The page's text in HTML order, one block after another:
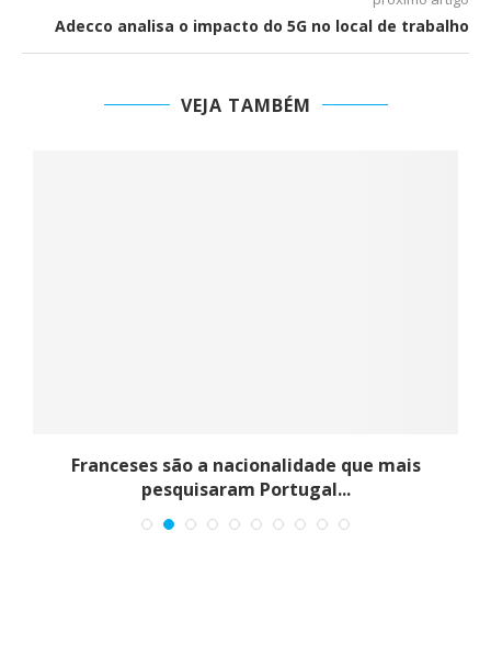
Adecco analisa o impacto do 5G no local de trabalho
VEJA TAMBÉM
Franceses são a nacionalidade que mais
pesquisaram Portugal...